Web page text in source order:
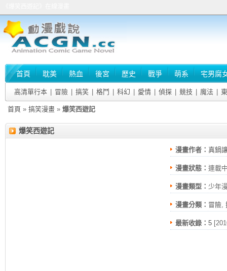
首頁 耽美 熱血 後宮 歷史 戰爭 萌系 宅男腐
高清單行本 冒險 搞笑 格鬥 科幻 愛情 偵探 競技 魔法
首頁 » 搞笑漫畫 » 爆笑西遊記
爆笑西遊記
漫畫作者： 真鍋
漫畫狀態： 連載
漫畫類型： 少年
漫畫分類： 冒險,
最新收錄： 5